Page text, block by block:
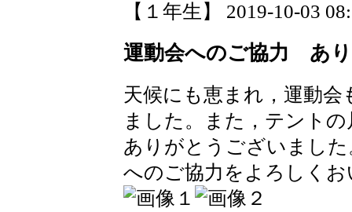
【１年生】 2019-10-03
運動会へのご協力 あ
天候にも恵まれ，運動
ました。また，テント
ありがとうございまし
へのご協力をよろしく